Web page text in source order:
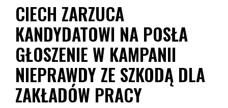
CIECH ZARZUCA
KANDYDATOWI NA POSŁA
GŁOSZENIE W KAMPANII
NIEPRAWDY ZE SZKODĄ DLA
ZAKŁADÓW PRACY